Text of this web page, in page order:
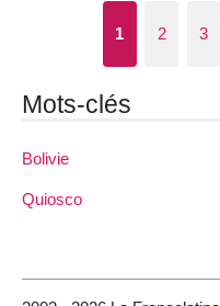
1 2 3
Mots-clés
Bolivie
Quiosco